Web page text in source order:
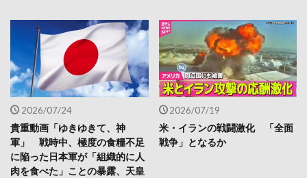
2026/07/24
貴重動画「ゆきゆきて、神
軍」 戦時中、極度の食糧不足
に陥った日本軍が「組織的に人
肉を食べた」ことの暴露、天皇
2026/07/19
米・イランの戦闘激化 「全面
戦争」となるか